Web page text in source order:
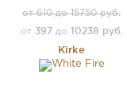
от 610 до 15750 руб.
от 397до 10238 руб.
Kirke